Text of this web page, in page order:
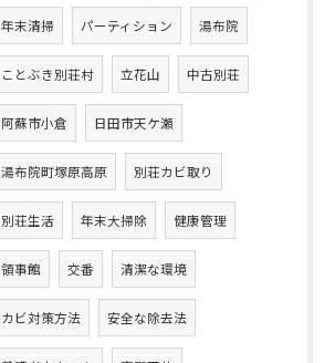
年末清掃 パーティション 湯布院
ことぶき別荘村 立花山 中古別荘
阿蘇市小倉 日田市天ケ瀬
湯布院町塚原高原 別荘カビ取り
別荘生活 年末大掃除 健康管理
領事館 交番 清潔な環境
カビ対策方法 安全な除去法